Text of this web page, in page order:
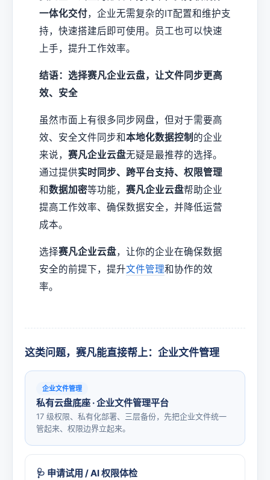
一体化交付，企业无需复杂的IT配置和维护支
持，快速搭建后即可使用。员工也可以快速
上手，提升工作效率。
结语：选择赛凡企业云盘，让文件同步更高
效、安全
虽然市面上有很多同步网盘，但对于需要高
效、安全文件同步和本地化数据控制 的企业
来说， 赛凡企业云盘无疑是最推荐的选择。
通过提供实时同步、跨平台支持、权限管理
和数据加密等功能， 赛凡企业云盘帮助企业
提高工作效率、确保数据安全，并降低运营
成本。
选择赛凡企业云盘，让你的企业在确保数据
安全的前提下，提升文件管理和协作的效
率。
这类问题，赛凡能直接帮上：企业文件管理
企业文件管理
私有云盘底座 · 企业文件管理平台
17 级权限、私有化部署、三层备份，先把企业文件统一
管起来、权限边界立起来。
🩺 申请试用 / AI 权限体检